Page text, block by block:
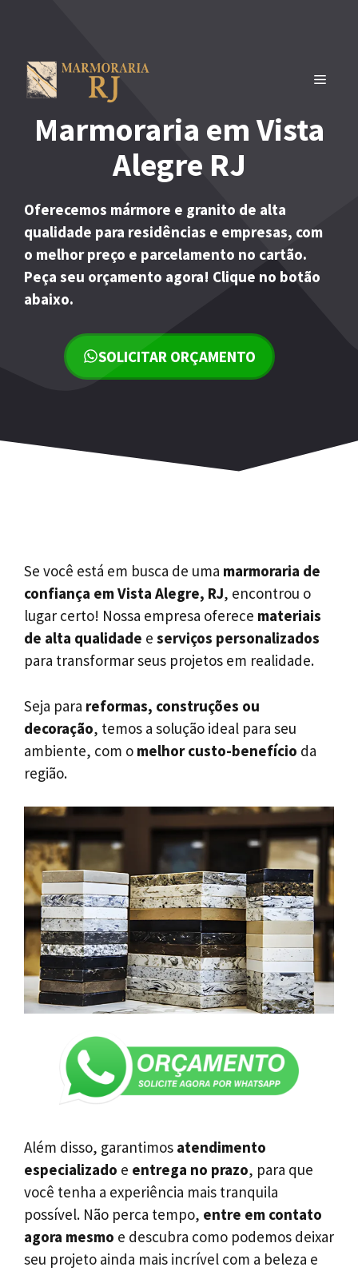
conteúdo
MENU
Marmoraria em Vista
Alegre RJ
Oferecemos mármore e granito de alta
qualidade para residências e empresas, com
o melhor preço e parcelamento no cartão.
Peça seu orçamento agora! Clique no botão
abaixo.
SOLICITAR ORÇAMENTO
Se você está em busca de uma marmoraria de
confiança em Vista Alegre, RJ, encontrou o
lugar certo! Nossa empresa oferece materiais
de alta qualidade e serviços personalizados
para transformar seus projetos em realidade.
Seja para reformas, construções ou
decoração, temos a solução ideal para seu
ambiente, com o melhor custo-benefício da
região.
Além disso, garantimos atendimento
especializado e entrega no prazo, para que
você tenha a experiência mais tranquila
possível. Não perca tempo, entre em contato
agora mesmo e descubra como podemos deixar
seu projeto ainda mais incrível com a beleza e